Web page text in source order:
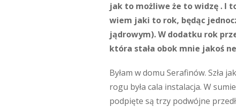
jak to możliwe że to widzę . I
wiem jaki to rok, będąc
jądrowym). W dodatku rok
która stała obok mnie jakoś
Byłam w domu Serafinów. Szła
rogu była cala instalacja. W
podpięte są trzy podwójne